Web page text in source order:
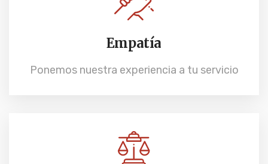
Empatía
Ponemos nuestra experiencia a tu servicio